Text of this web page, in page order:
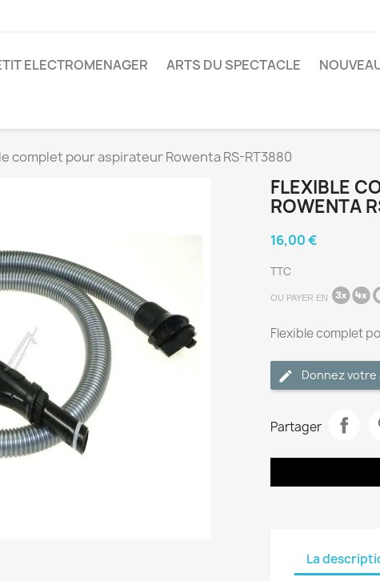
ELECTROMENAGER ARTS DU SPECTACLE
complet pour aspirateur Rowenta RS-RT3880
FLEXIBLE
ROWENTA
16,00 €
TTC
OU PAYER EN
Flexible complet
Donnez votre
Partager
La